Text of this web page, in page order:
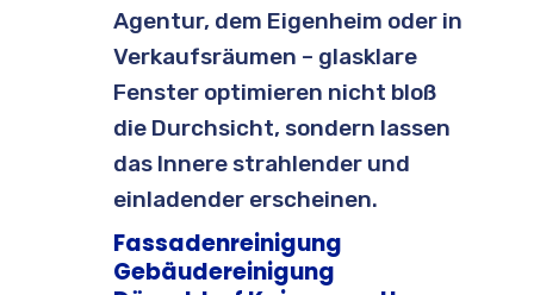
Agentur, dem Eigenheim oder in
Verkaufsräumen – glasklare
Fenster optimieren nicht bloß
die Durchsicht, sondern lassen
das Innere strahlender und
einladender erscheinen.
Fassadenreinigung
Gebäudereinigung